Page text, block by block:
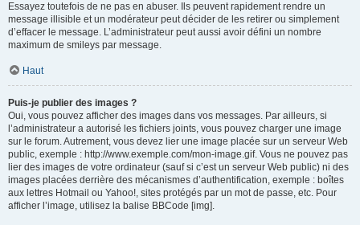
Essayez toutefois de ne pas en abuser. Ils peuvent rapidement rendre un
message illisible et un modérateur peut décider de les retirer ou simplement
d’effacer le message. L’administrateur peut aussi avoir défini un nombre
maximum de smileys par message.
Haut
Puis-je publier des images ?
Oui, vous pouvez afficher des images dans vos messages. Par ailleurs, si
l’administrateur a autorisé les fichiers joints, vous pouvez charger une image
sur le forum. Autrement, vous devez lier une image placée sur un serveur Web
public, exemple : http://www.exemple.com/mon-image.gif. Vous ne pouvez pas
lier des images de votre ordinateur (sauf si c’est un serveur Web public) ni des
images placées derrière des mécanismes d’authentification, exemple : boîtes
aux lettres Hotmail ou Yahoo!, sites protégés par un mot de passe, etc. Pour
afficher l’image, utilisez la balise BBCode [img].